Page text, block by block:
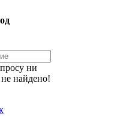
ни
найдено!